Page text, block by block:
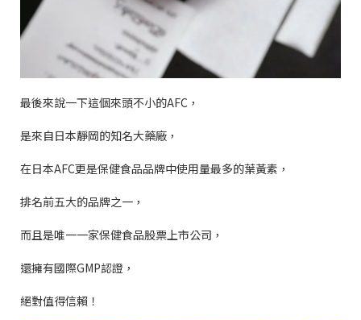
最後來說一下這個來頭不小的AFC ，
是來自日本靜岡的知名大藥廠，
在日本AFC更是保健食品品牌中使用量最多的葉黃素，
排名前五大的品牌之一，
而且是唯一一家保健食品股票上市公司，
還擁有國際GMP認證，
絕對值得信賴！